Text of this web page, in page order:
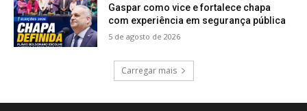
Gaspar como vice e fortalece chapa
com experiência em segurança pública
5 de agosto de 2026
Carregar mais